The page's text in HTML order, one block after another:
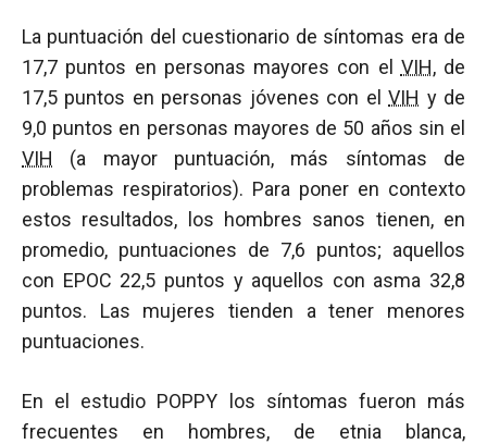
La puntuación del cuestionario de síntomas era de
17,7 puntos en personas mayores con el VIH, de
17,5 puntos en personas jóvenes con elVIH y de
9,0 puntos en personas mayores de 50 años sin el
VIH (a mayor puntuación, más síntomas de
problemas respiratorios). Para poner en contexto
estos resultados, los hombres sanos tienen, en
promedio, puntuaciones de 7,6 puntos; aquellos
con EPOC 22,5 puntos y aquellos con asma 32,8
puntos. Las mujeres tienden a tener menores
puntuaciones.
En el estudio POPPY los síntomas fueron más
frecuentes en hombres, de etnia blanca,